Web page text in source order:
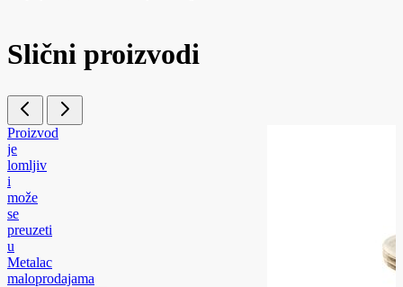
Slični proizvodi
Proizvod
je
lomljiv
i
može
se
preuzeti
u
Metalac
maloprodajama